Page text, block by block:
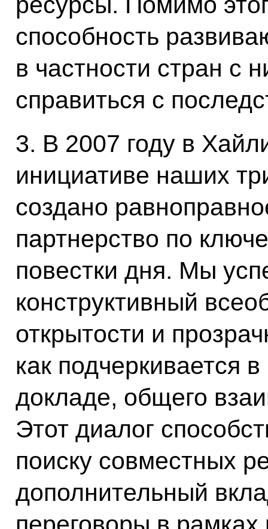
способность
в частности стран с
справиться с
3. В 2007 году в
инициативе наших
создано
партнерство по
повестки дня. Мы
конструктивный
открытости и
как подчеркивается
докладе, общего
Этот диалог
поиску совместных
дополнительный